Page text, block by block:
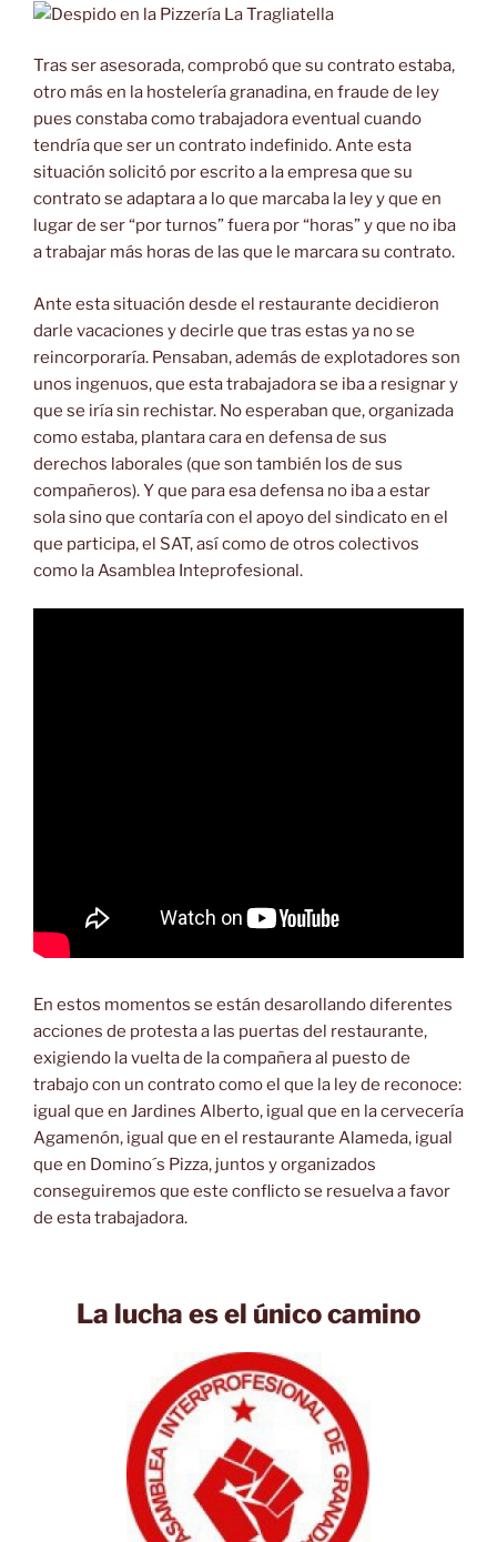
Tras ser asesorada, comprobó que su contrato estaba,
otro más en la hostelería granadina, en fraude de ley
pues constaba como trabajadora eventual cuando
tendría que ser un contrato indefinido. Ante esta
situación solicitó por escrito a la empresa que su
contrato se adaptara a lo que marcaba la ley y que en
lugar de ser “por turnos” fuera por “horas” y que no iba
a trabajar más horas de las que le marcara su contrato.
Ante esta situación desde el restaurante decidieron
darle vacaciones y decirle que tras estas ya no se
reincorporaría. Pensaban, además de explotadores son
unos ingenuos, que esta trabajadora se iba a resignar y
que se iría sin rechistar. No esperaban que, organizada
como estaba, plantara cara en defensa de sus
derechos laborales (que son también los de sus
compañeros). Y que para esa defensa no iba a estar
sola sino que contaría con el apoyo del sindicato en el
que participa, el SAT, así como de otros colectivos
como la Asamblea Inteprofesional.
En estos momentos se están desarollando diferentes
acciones de protesta a las puertas del restaurante,
exigiendo la vuelta de la compañera al puesto de
trabajo con un contrato como el que la ley de reconoce:
igual que en Jardines Alberto, igual que en la cervecería
Agamenón, igual que en el restaurante Alameda, igual
que en Domino´s Pizza, juntos y organizados
conseguiremos que este conflicto se resuelva a favor
de esta trabajadora.
La lucha es el único camino